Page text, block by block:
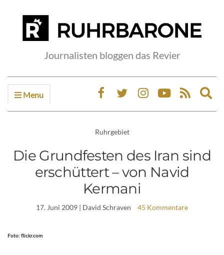
Journalisten bloggen das Revier
Menu
Ruhrgebiet
Die Grundfesten des Iran sind
erschüttert – von Navid
Kermani
17. Juni 2009 | David Schraven 45 Kommentare
Foto: flickr.com